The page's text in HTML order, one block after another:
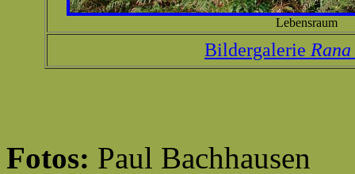
Lebensraum
Bildergalerie
Fotos: Paul Bachhausen